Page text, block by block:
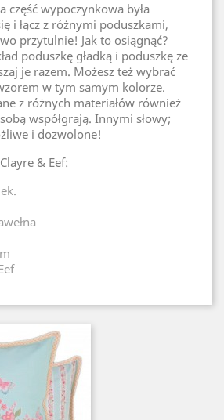
część wypoczynkowa była
i łącz z różnymi poduszkami,
przytulnie! Jak to osiągnąć?
poduszkę gładką i poduszkę ze
je razem. Możesz też wybrać
w tym samym kolorze.
z różnych materiałów również
współgrają. Innymi słowy;
i dozwolone!
& Eef: